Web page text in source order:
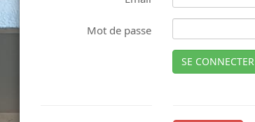
Mot de passe
SE CONNECTER